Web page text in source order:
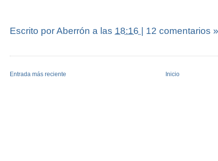
Escrito por Aberrón a las 18:16 | 12 comentarios »
Entrada más reciente Inicio